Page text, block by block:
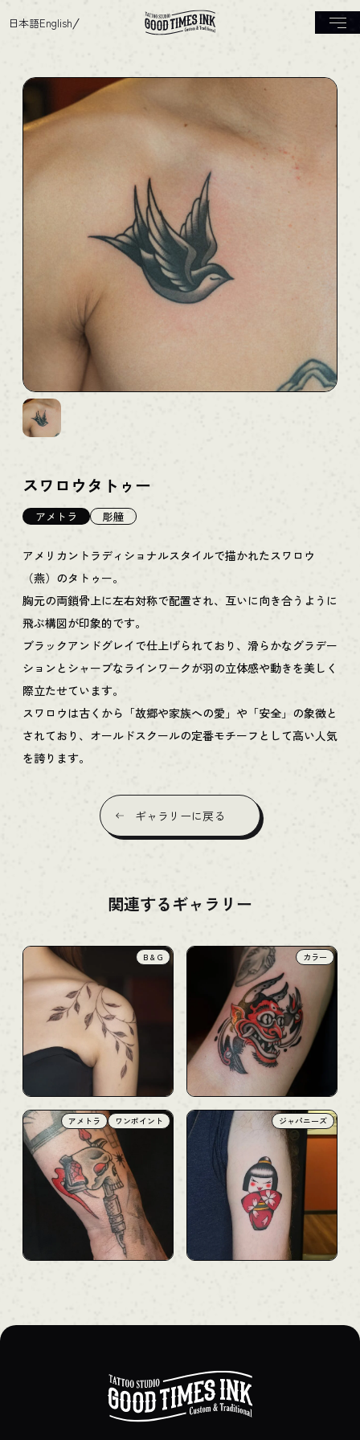
日本語English
スワロウタトゥー
アメトラ 彫艟
アメリカントラディショナルスタイルで描かれたスワロウ
（燕）のタトゥー。
胸元の両鎖骨上に左右対称で配置され、互いに向き合うように
飛ぶ構図が印象的です。
ブラックアンドグレイで仕上げられており、滑らかなグラデー
ションとシャープなラインワークが羽の立体感や動きを美しく
際立たせています。
スワロウは古くから「故郷や家族への愛」や「安全」の象徴と
されており、オールドスクールの定番モチーフとして高い人気
を誇ります。
ギャラリーに戻る
関連するギャラリー
B & G カラー
アメトラ ワンポイント ジャパニーズ